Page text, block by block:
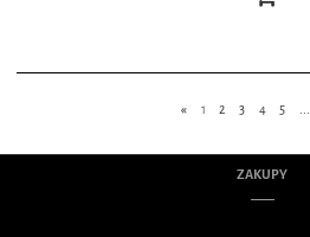
« 1 2 3 4 5 ...
ZAKUPY